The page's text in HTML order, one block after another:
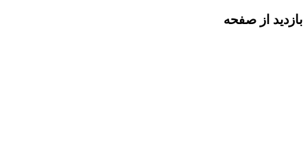
بازدید از صفحه